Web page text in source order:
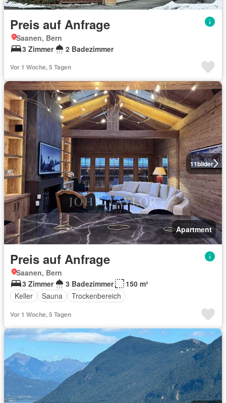
Preis auf Anfrage
Saanen, Bern
3 Zimmer
2 Badezimmer
Vor 1 Woche, 5 Tagen
11bilder
Apartment
Preis auf Anfrage
Saanen, Bern
3 Zimmer
3 Badezimmer
150 m²
Keller
Sauna Trockenbereich
Vor 1 Woche, 5 Tagen